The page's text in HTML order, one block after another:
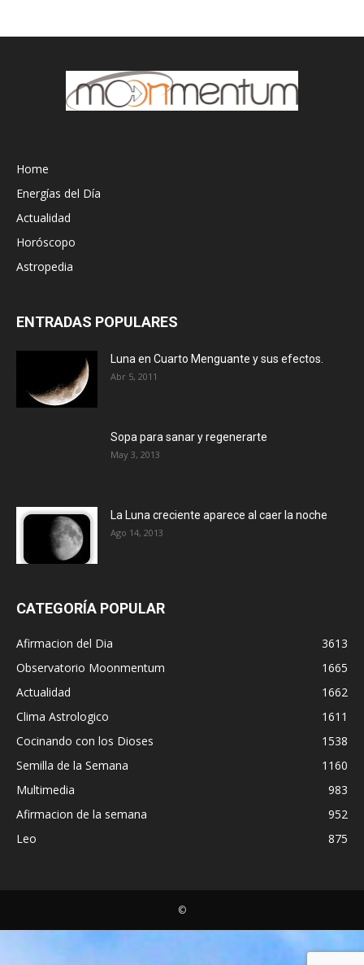
Home
Energías del Día
Actualidad
Horóscopo
Astropedia
ENTRADAS POPULARES
Luna en Cuarto Menguante y sus efectos.
Abr 5, 2011
Sopa para sanar y regenerarte
May 3, 2013
La Luna creciente aparece al caer la noche
Ago 14, 2013
CATEGORÍA POPULAR
Afirmacion del Dia
3613
Observatorio Moonmentum
1665
Actualidad
1662
Clima Astrologico
1611
Cocinando con los Dioses
1538
Semilla de la Semana
1160
Multimedia
983
Afirmacion de la semana
952
Leo
875
©